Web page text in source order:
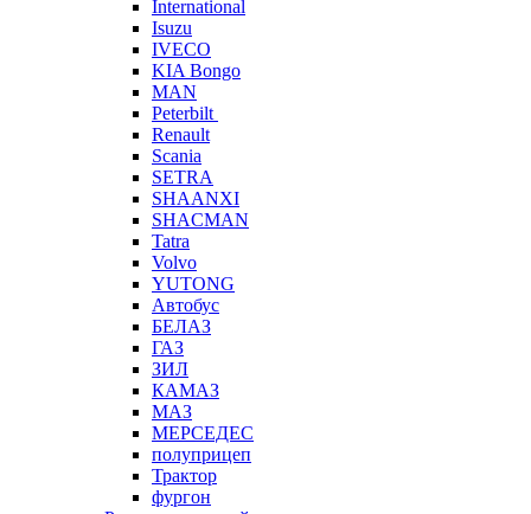
International
Isuzu
IVECO
KIA Bongo
MAN
Peterbilt
Renault
Scania
SETRA
SHAANXI
SHACMAN
Tatra
Volvo
YUTONG
Автобус
БЕЛАЗ
ГАЗ
ЗИЛ
КАМАЗ
МАЗ
МЕРСЕДЕС
полуприцеп
Трактор
фургон